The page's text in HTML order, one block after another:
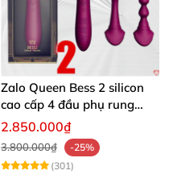
Zalo Queen Bess 2 silicon
cao cấp 4 đầu phụ rung
nhiệt đa điểm
2.850.000₫
3.800.000₫
-25%
(301)